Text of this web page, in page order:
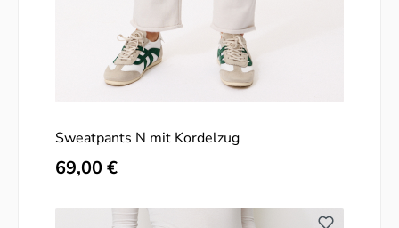
Sweatpants N mit Kordelzug
Regulärer Preis:
69,00 €